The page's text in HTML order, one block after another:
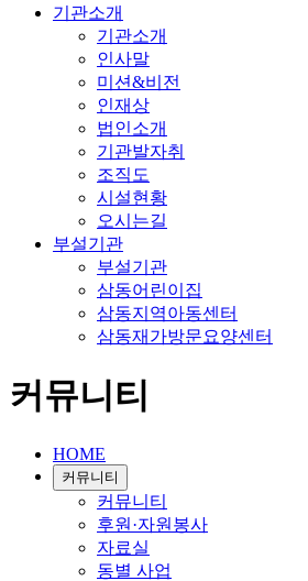
기관소개
기관소개
인사말
미션&비전
인재상
법인소개
기관발자취
조직도
시설현황
오시는길
부설기관
부설기관
삼동어린이집
삼동지역아동센터
삼동재가방문요양센터
커뮤니티
HOME
커뮤니티
커뮤니티
후원·자원봉사
자료실
동별 사업